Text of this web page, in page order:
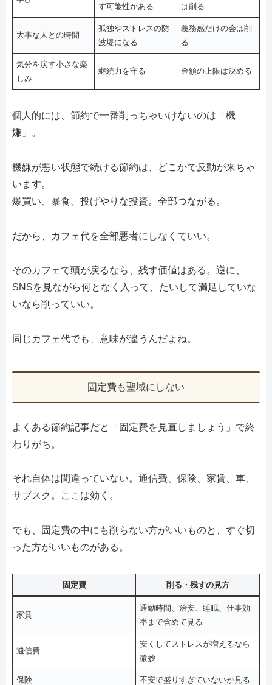
す可能性がある
は削る
大事な人との時間
孤独やストレスの防
波堤になる
義務感だけの会は削
る
気分を戻す小さな楽
しみ
継続力を守る 金額の上限は決める
個人的には、節約で一番削っちゃいけないのは「機
嫌」。
機嫌が悪い状態で続ける節約は、どこかで反動が来ちゃ
います。
爆買い、暴食、投げやりな投資。全部つながる。
だから、カフェ代を全部悪者にしなくていい。
そのカフェで頭が戻るなら、残す価値はある。逆に、
SNSを見ながら何となく入って、たいして満足していな
いなら削っていい。
同じカフェ代でも、意味が違うんだよね。
固定費も聖域にしない
よくある節約記事だと「固定費を見直しましょう」で終
わりがち。
それ自体は間違っていない。通信費、保険、家賃、車、
サブスク。ここは効く。
でも、固定費の中にも削らない方がいいものと、すぐ切
った方がいいものがある。
固定費 削る・残すの見方
家賃
通勤時間、治安、睡眠、仕事効
率まで含めて見る
通信費
安くしてストレスが増えるなら
微妙
保険 不安で盛りすぎていないか見る